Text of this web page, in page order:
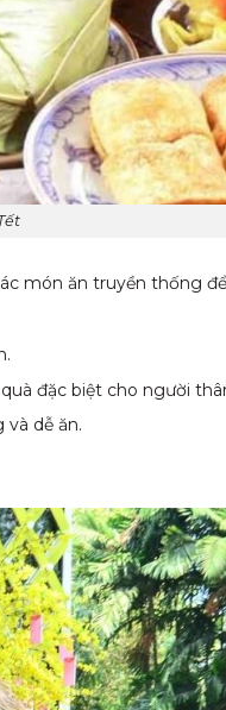
món ăn truyền thống
đặc biệt cho người
dễ ăn.